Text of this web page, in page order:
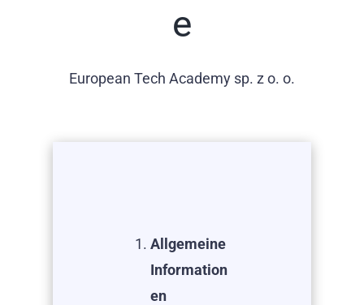
e
European Tech Academy sp. z o. o.
Allgemeine
Information
en